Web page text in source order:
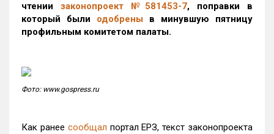
чтении законопроект №581453-7, поправки в
который были одобрены в минувшую пятницу
профильным комитетом палаты.
Фото: www.gospress.ru
Как ранее сообщал портал ЕРЗ, текст законопроекта